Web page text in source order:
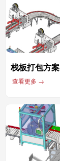
栈板打包方案
查看更多 →